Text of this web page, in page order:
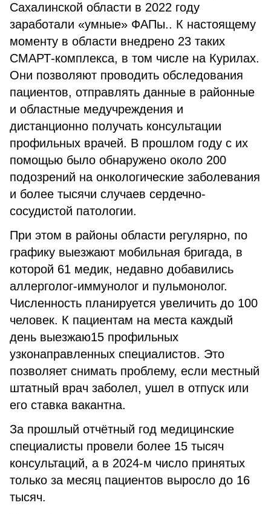
Сахалинской области в 2022 году
заработали «умные» ФАПы.. К настоящему
моменту в области внедрено 23 таких
СМАРТ-комплекса, в том числе на Курилах.
Они позволяют проводить обследования
пациентов, отправлять данные в районные
и областные медучреждения и
дистанционно получать консультации
профильных врачей. В прошлом году с их
помощью было обнаружено около 200
подозрений на онкологические заболевания
и более тысячи случаев сердечно-
сосудистой патологии.
При этом в районы области регулярно, по
графику выезжают мобильная бригада, в
которой 61 медик, недавно добавились
аллерголог-иммунолог и пульмонолог.
Численность планируется увеличить до 100
человек. К пациентам на места каждый
день выезжаю15 профильных
узконаправленных специалистов. Это
позволяет снимать проблему, если местный
штатный врач заболел, ушел в отпуск или
его ставка вакантна.
За прошлый отчётный год медицинские
специалисты провели более 15 тысяч
консультаций, а в 2024-м число принятых
только за месяц пациентов выросло до 16
тысяч.